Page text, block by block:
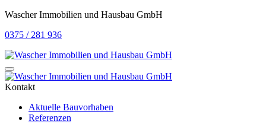
Wascher Immobilien und Hausbau GmbH
0375 / 281 936
Kontakt
Aktuelle Bauvorhaben
Referenzen